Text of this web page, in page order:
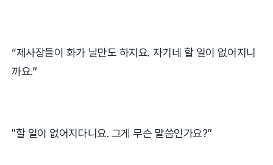
“제사장들이 화가 날만도 하지요. 자기네 할 일이 없어지니
까요.”
"할 일이 없어지다니요. 그게 무슨 말씀인가요?”